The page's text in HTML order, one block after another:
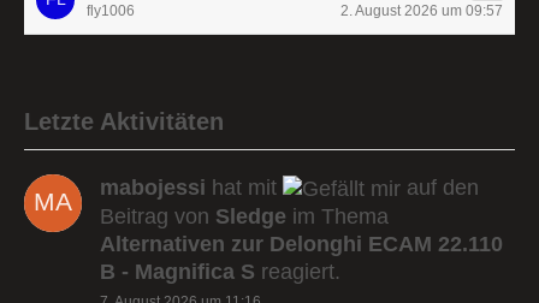
fly1006
2. August 2026 um 09:57
Letzte Aktivitäten
mabojessi hat mit
auf den
Beitrag von Sledge im Thema
Alternativen zur Delonghi ECAM 22.110
B - Magnifica S reagiert.